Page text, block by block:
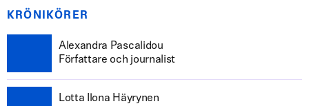
KRÖNIKÖRER
Alexandra Pascalidou
Författare och journalist
Lotta Ilona Häyrynen